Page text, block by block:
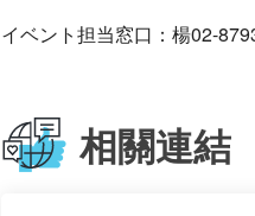
イベント担当窓口 ： 楊02-
相關連結